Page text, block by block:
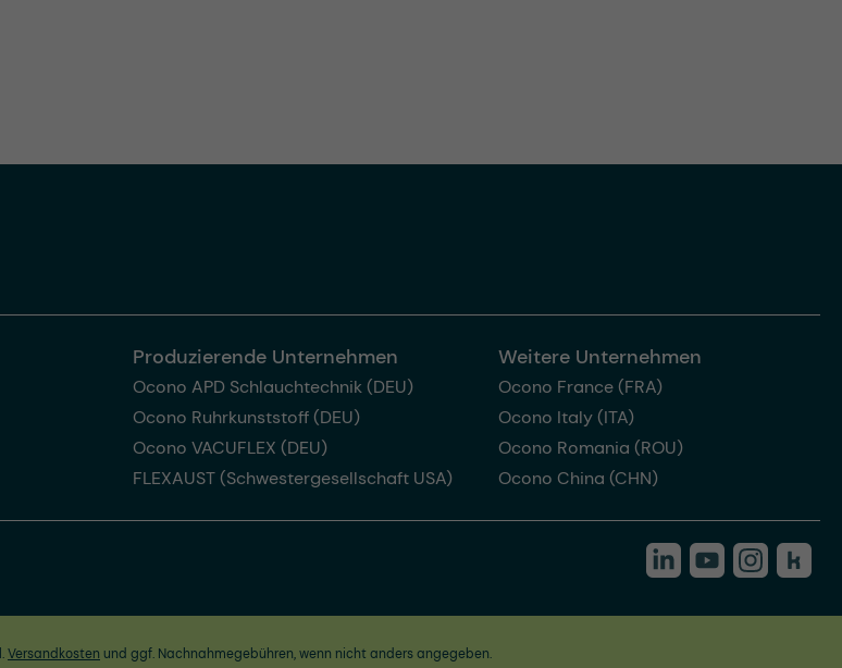
Produzierende Unternehmen
Ocono APD Schlauchtechnik (DEU)
Ocono Ruhrkunststoff (DEU)
Ocono VACUFLEX (DEU)
FLEXAUST (Schwestergesellschaft USA)
Weitere Unternehmen
Ocono France (FRA)
Ocono Italy (ITA)
Ocono Romania (ROU)
Ocono China (CHN)
Versandkosten und ggf. Nachnahmegebühren, wenn nicht anders angegeben.